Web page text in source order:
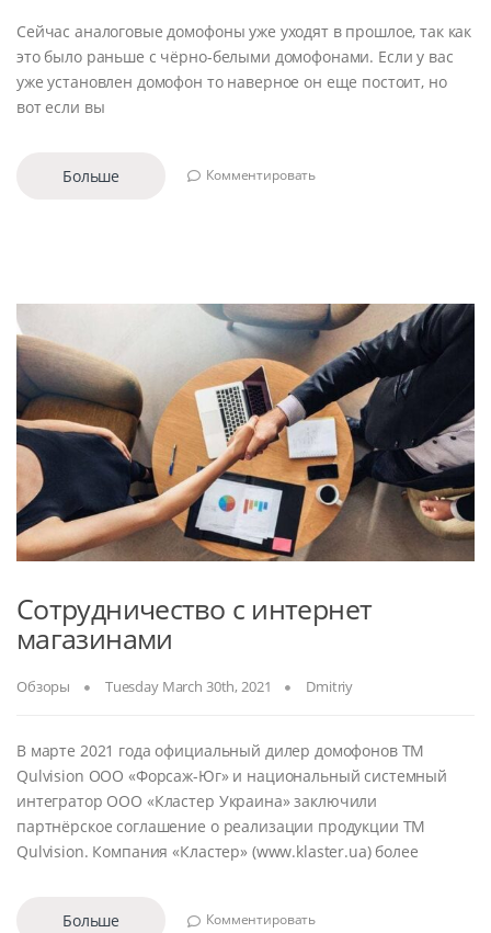
Сейчас аналоговые домофоны уже уходят в прошлое, так как
это было раньше с чёрно-белыми домофонами. Если у вас
уже установлен домофон то наверное он еще постоит, но
вот если вы
Больше Комментировать
Сотрудничество с интернет
магазинами
Обзоры Tuesday March 30th, 2021 Dmitriy
В марте 2021 года официальный дилер домофонов ТМ
Qulvision ООО «Форсаж-Юг» и национальный системный
интегратор ООО «Кластер Украина» заключили
партнёрское соглашение о реализации продукции ТМ
Qulvision. Компания «Кластер» (www.klaster.ua) более
Больше Комментировать